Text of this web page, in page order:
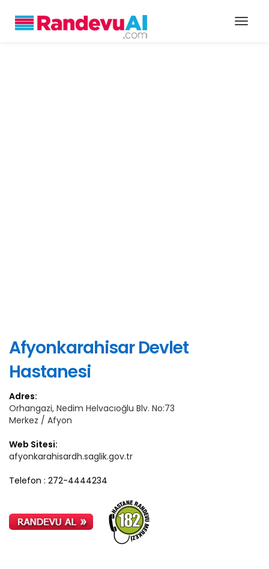
Afyonkarahisar Devlet
Hastanesi
Adres:
Orhangazi, Nedim Helvacıoğlu Blv. No:73
Merkez / Afyon
Web Sitesi:
afyonkarahisardh.saglik.gov.tr
Telefon : 272-4444234